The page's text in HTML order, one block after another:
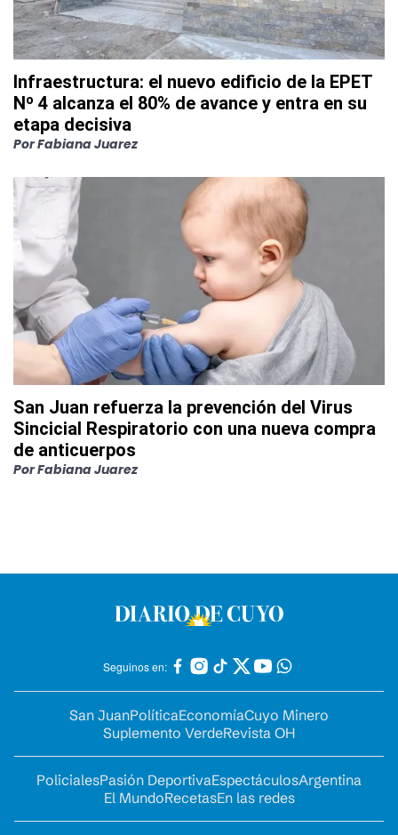
Infraestructura: el nuevo edificio de la EPET
Nº 4 alcanza el 80% de avance y entra en su
etapa decisiva
PorFabiana Juarez
San Juan refuerza la prevención del Virus
Sincicial Respiratorio con una nueva compra
de anticuerpos
PorFabiana Juarez
Seguinos en:
San JuanPolíticaEconomíaCuyo Minero
Suplemento VerdeRevista OH
PolicialesPasión DeportivaEspectáculosArgentina
El MundoRecetasEn las redes